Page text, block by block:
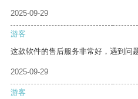
2025-09-29
游客
这款软件的售后服务非常好，遇到问
2025-09-29
游客